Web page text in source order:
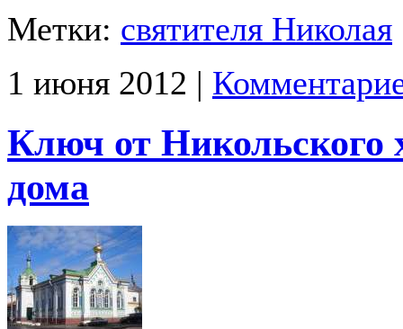
Метки: святителя Николая
1 июня 2012 |
Ключ от Никольского
дома